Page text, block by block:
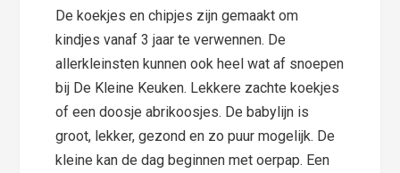
De koekjes en chipjes zijn gemaakt om
kindjes vanaf 3 jaar te verwennen. De
allerkleinsten kunnen ook heel wat af snoepen
bij De Kleine Keuken. Lekkere zachte koekjes
of een doosje abrikoosjes. De babylijn is
groot, lekker, gezond en zo puur mogelijk. De
kleine kan de dag beginnen met oerpap. Een